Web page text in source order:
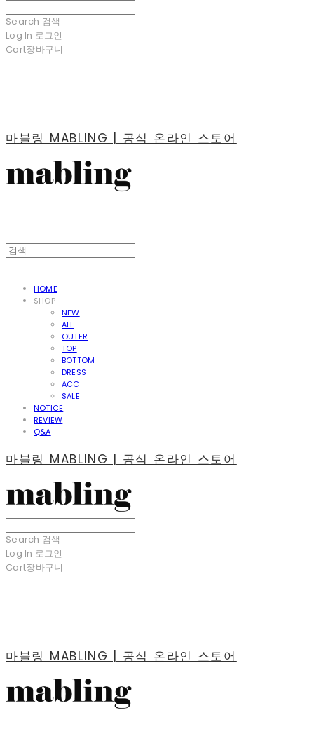
Search 검색
Log In 로그인
Cart장바구니
마블링 MABLING | 공식 온라인 스토어
HOME
SHOP
NEW
ALL
OUTER
TOP
BOTTOM
DRESS
ACC
SALE
NOTICE
REVIEW
Q&A
마블링 MABLING | 공식 온라인 스토어
Search 검색
Log In 로그인
Cart장바구니
마블링 MABLING | 공식 온라인 스토어